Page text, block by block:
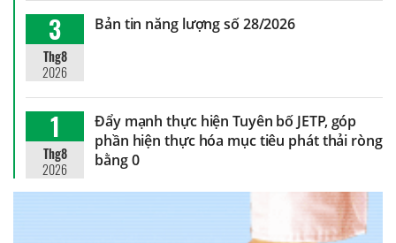
3
Thg8
2026
Bản tin năng lượng số 28/2026
1
Thg8
2026
Đẩy mạnh thực hiện Tuyên bố JETP, góp
phần hiện thực hóa mục tiêu phát thải ròng
bằng 0